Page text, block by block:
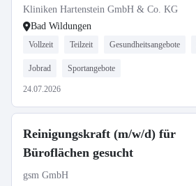
Kliniken Hartenstein GmbH & Co. KG
Bad Wildungen
Vollzeit Teilzeit Gesundheitsangebote
Jobrad Sportangebote
24.07.2026
Reinigungskraft (m/w/d) für
Büroflächen gesucht
gsm GmbH